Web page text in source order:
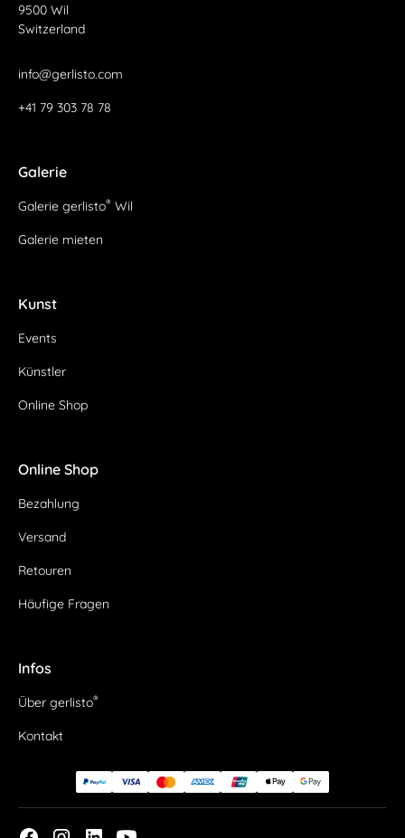
9500 Wil
Switzerland
info@gerlisto.com
+41 79 303 78 78
Galerie
Galerie gerlisto® Wil
Galerie mieten
Kunst
Events
Künstler
Online Shop
Online Shop
Bezahlung
Versand
Retouren
Häufige Fragen
Infos
Über gerlisto®
Kontakt